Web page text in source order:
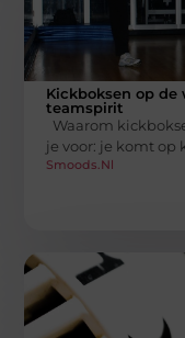
Kickboksen op de
teamspirit
Waarom
je voor: je komt op
Smoods.nl